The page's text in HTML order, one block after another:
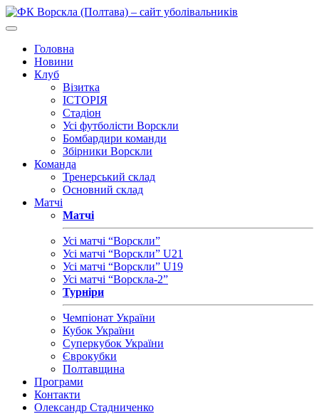
Головна
Новини
Клуб
Візитка
ІСТОРІЯ
Стадіон
Усі футболісти Ворскли
Бомбардири команди
Збірники Ворскли
Команда
Тренерський склад
Основний склад
Матчі
Матчі
Усі матчі “Ворскли”
Усі матчі “Ворскли” U21
Усі матчі “Ворскли” U19
Усі матчі “Ворскла-2”
Турніри
Чемпіонат України
Кубок України
Суперкубок України
Єврокубки
Полтавщина
Програми
Контакти
Олександр Стадниченко